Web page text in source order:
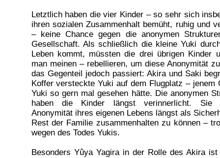
Letztlich haben die vier Kinder – so sehr sich
ihren sozialen Zusammenhalt bemüht, ruhig und
– keine Chance gegen die anonymen
Gesellschaft. Als schließlich die kleine Yuki
Leben kommt, müssten die drei übrigen Kinder
man meinen – rebellieren, um diese Anonymität
das Gegenteil jedoch passiert: Akira und Saki
Koffer versteckte Yuki auf dem Flugplatz – jenem
Yuki so gern mal gesehen hätte. Die anonymen
haben die Kinder längst verinnerlicht. Sie
Anonymität ihres eigenen Lebens längst als
Rest der Familie zusammenhalten zu können –
wegen des Todes Yukis.
Besonders Yûya Yagira in der Rolle des Akira